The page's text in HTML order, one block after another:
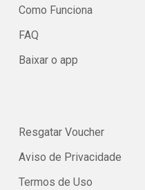
Como Funciona
FAQ
Baixar o app
Resgatar Voucher
Aviso de Privacidade
Termos de Uso